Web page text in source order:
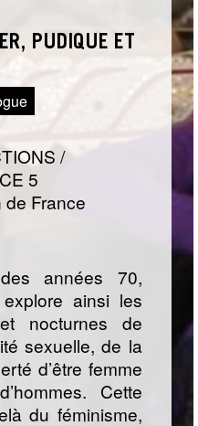
PUDIQUE ET
/
5
France
années 70,
ainsi les
nocturnes de
sexuelle, de la
d’être femme
Cette
du féminisme,